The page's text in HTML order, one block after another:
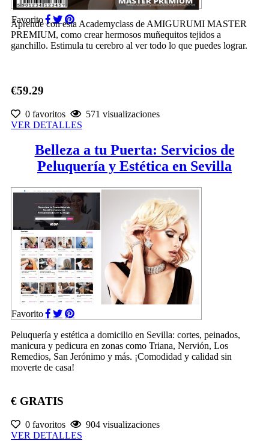
Favorito
Aprende con esta Academyclass de AMIGURUMI MASTER
PREMIUM, como crear hermosos muñequitos tejidos a
ganchillo. Estimula tu cerebro al ver todo lo que puedes lograr.
€59.29
0 favoritos
571 visualizaciones
VER DETALLES
Belleza a tu Puerta: Servicios de
Peluquería y Estética en Sevilla
Favorito
Peluquería y estética a domicilio en Sevilla: cortes, peinados,
manicura y pedicura en zonas como Triana, Nervión, Los
Remedios, San Jerónimo y más. ¡Comodidad y calidad sin
moverte de casa!
€ GRATIS
0 favoritos
904 visualizaciones
VER DETALLES